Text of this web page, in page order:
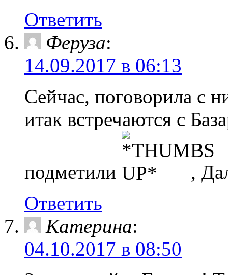
Ответить
Феруза:
14.09.2017 в 06:13
Сейчас, поговорила с
итак встречаются с
подметили
,
Ответить
Катерина:
04.10.2017 в 08:50